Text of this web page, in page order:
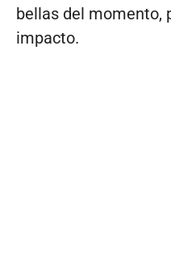
bellas del momento,
impacto.